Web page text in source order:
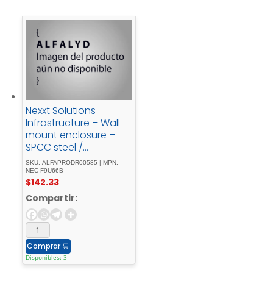
Nexxt Solutions
Infrastructure – Wall
mount enclosure –
SPCC steel /
Tempered glass -
Black - / - RAL -
90059U - 600X600
SKU: ALFAPRODR00585 | MPN:
NEC-F9U66B
$142.33
Compartir:
Comprar 🛒
Disponibles: 3